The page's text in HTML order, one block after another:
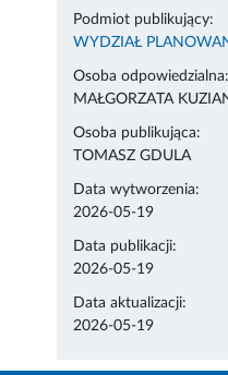
Podmiot publikujący:
WYDZIAŁ
Osoba odpowiedzialna:
MAŁGORZATA
Osoba publikująca:
TOMASZ GDULA
Data wytworzenia:
2026-05-19
Data publikacji:
2026-05-19
Data aktualizacji:
2026-05-19